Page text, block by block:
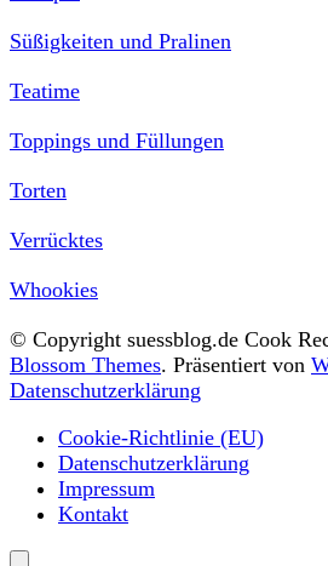
Süßigkeiten und Pralinen
Teatime
Toppings und Füllungen
Torten
Verrücktes
Whookies
© Copyright suessblog.de Cook
Blossom Themes. Präsentiert von
Datenschutzerklärung
Cookie-Richtlinie (EU)
Datenschutzerklärung
Impressum
Kontakt